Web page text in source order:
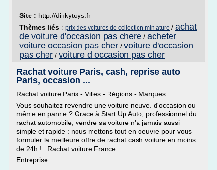
Site : http://dinkytoys.fr
Thèmes liés : prix des voitures de collection miniature / achat
de voiture d'occasion pas chere / acheter
voiture occasion pas cher / voiture d'occasion
pas cher / voiture d occasion pas cher
Rachat voiture Paris, cash, reprise auto
Paris, occasion ...
Rachat voiture Paris - Villes - Régions - Marques
Vous souhaitez revendre une voiture neuve, d'occasion ou
même en panne ? Grace à Start Up Auto, professionnel du
rachat automobile, vendre sa voiture n'a jamais aussi
simple et rapide : nous mettons tout en oeuvre pour vous
formuler la meilleure offre de rachat cash voiture en moins
de 24h ! Rachat voiture France
Entreprise...